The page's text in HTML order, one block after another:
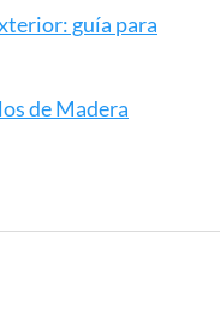
guía para
de Madera